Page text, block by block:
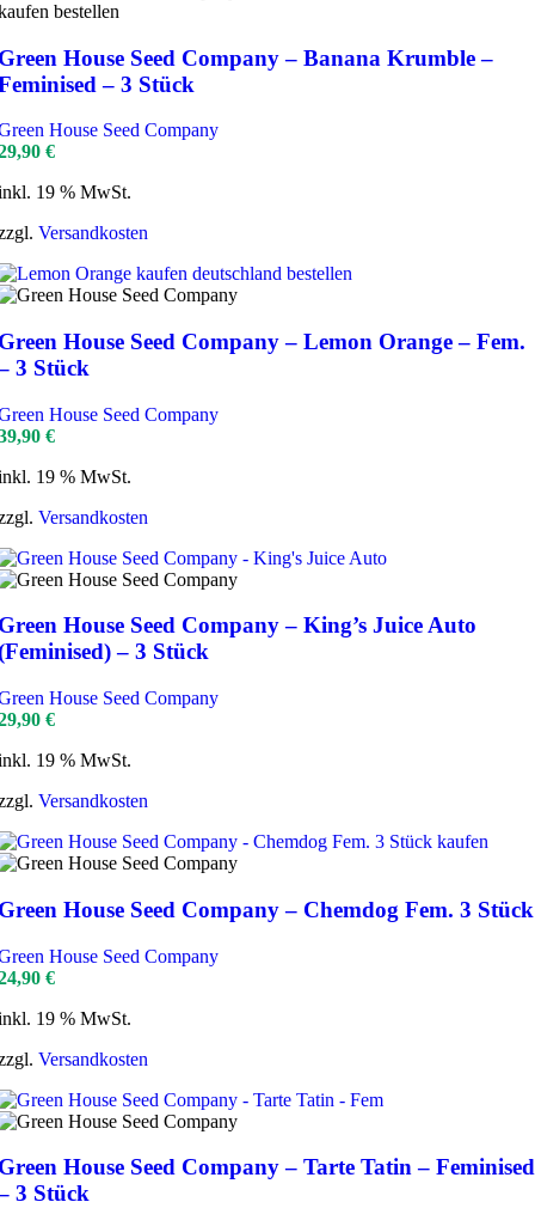
House Seed Company – Banana Krumble –
– 3 Stück
House Seed Company
€
19 % MwSt.
Versandkosten
House Seed Company – Lemon Orange – Fem.
3 Stück
House Seed Company
€
19 % MwSt.
Versandkosten
House Seed Company – King’s Juice Auto
– 3 Stück
House Seed Company
€
19 % MwSt.
Versandkosten
House Seed Company – Chemdog Fem. 3 Stück
House Seed Company
€
19 % MwSt.
Versandkosten
House Seed Company – Tarte Tatin – Feminised
3 Stück